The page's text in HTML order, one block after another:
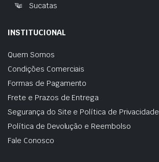
Sucatas
INSTITUCIONAL
Quem Somos
Condições Comerciais
Formas de Pagamento
Frete e Prazos de Entrega
Segurança do Site e Política de Privacidade
Política de Devolução e Reembolso
Fale Conosco